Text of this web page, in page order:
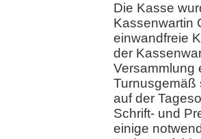
Die Kasse
Kassenwartin
einwandfreie
der
Versammlung
Turnusgemäß
auf der
Schrift- und
einige